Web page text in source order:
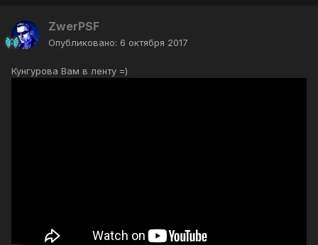
ZwerPSF
Опубликовано: 6 октября 2017
Кунгурова Вам в ленту =)